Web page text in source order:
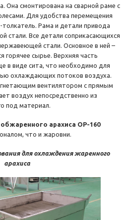
Она смонтирована на сварной раме с
Для удобства перемещения
Рама и детали привода
стали. Все детали соприкасающихся
стали. Основное в ней –
горячее сырье. Верхняя часть
в виде сита, что необходимо для
охлаждающих потоков воздуха.
вентилятором с прямым
воздух непосредственно из
под материал.
арахиса ОР-160
что и жаровни.
для охлаждения жаренного
арахиса